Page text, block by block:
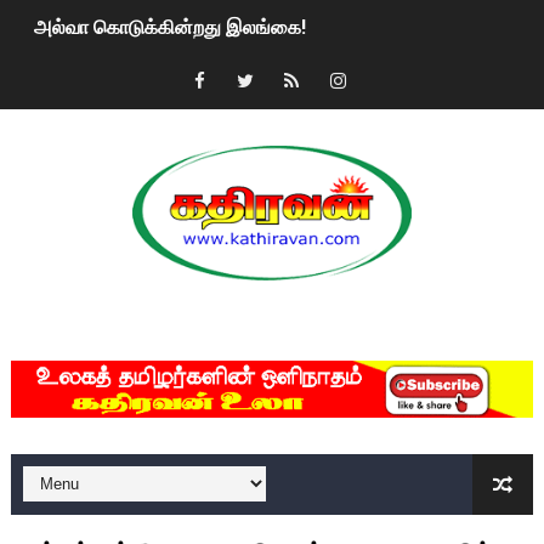
அல்வா கொடுக்கின்றது இலங்கை!
2ஆம் நாள் உக்ரைன் யுத்தம்!! எங்களைத் தனிமையில்
மகிந்த ராஜபக்சே பதவி விலக திட்டம்?
ரவுடி பேபிக்கு நடந்த தரமான சம்பவம்.. ஆபாச வீடியோக்களால்
குண்டை தூக்கிப்போட்ட ஆய்வு…. இந்தியாவின் “கோவிஷீல்டு”
யாழில் தமிழின தலைவர் பிரபாகரனின் பிறந்தநாளை
ஏர்போர்ட்டில் உதைத்த நபர் யார், என்ன நடந்தது?: உண்மையை
சீனா இலங்கையிடம் 8 மில்லியன் அமெரிக்க டொலர் நட்டஈடு